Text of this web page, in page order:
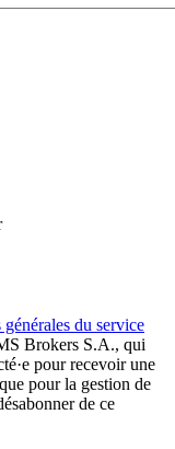
du service
Brokers S.A., qui
pour recevoir une
pour la gestion de
de ce